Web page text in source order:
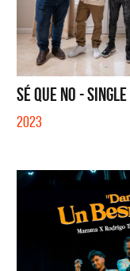
SÉ QUE NO - SINGLE
2023